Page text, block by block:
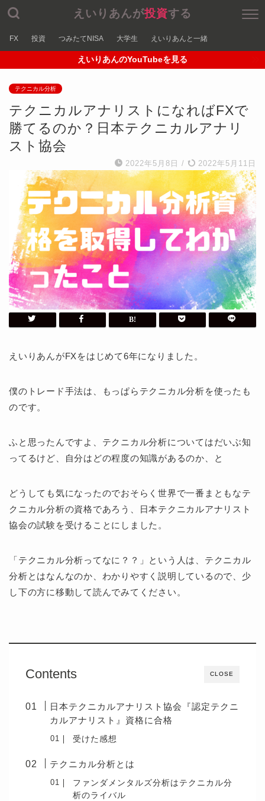
えいりあんが投資する
FX 投資 つみたてNISA 大学生 えいりあんと一緒
えいりあんのYouTubeを見る
テクニカル分析
テクニカルアナリストになればFXで
勝てるのか？日本テクニカルアナリ
スト協会
2022年5月8日 / 2022年5月11日
えいりあんがFXをはじめて6年になりました。
僕のトレード手法は、もっぱらテクニカル分析を使ったも
のです。
ふと思ったんですよ、テクニカル分析についてはだいぶ知
ってるけど、自分はどの程度の知識があるのか、と
どうしても気になったのでおそらく世界で一番まともなテ
クニカル分析の資格であろう、日本テクニカルアナリスト
協会の試験を受けることにしました。
「テクニカル分析ってなに？？」という人は、テクニカル
分析とはなんなのか、わかりやすく説明しているので、少
し下の方に移動して読んでみてください。
CLOSE
Contents
日本テクニカルアナリスト協会『認定テクニ
カルアナリスト』資格に合格
受けた感想
テクニカル分析とは
ファンダメンタルズ分析はテクニカル分
析のライバル